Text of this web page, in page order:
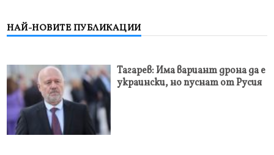
НАЙ-НОВИТЕ ПУБЛИКАЦИИ
Тагарев: Има вариант дрона да е
украински, но пуснат от Русия